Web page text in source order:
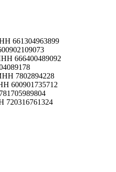
661304963899
666400489092
7802894228
600901735712
720316761324